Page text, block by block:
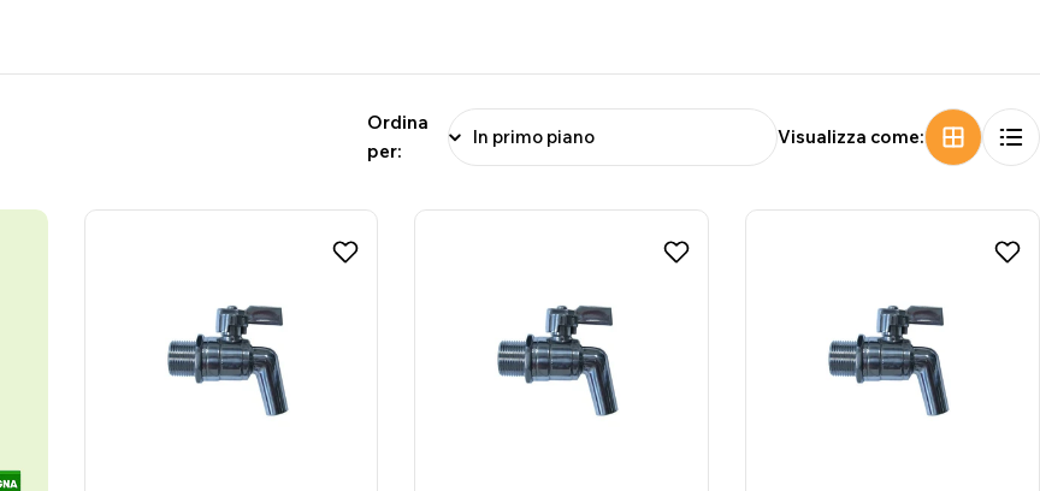
Ordina
per:
Visualizza come: